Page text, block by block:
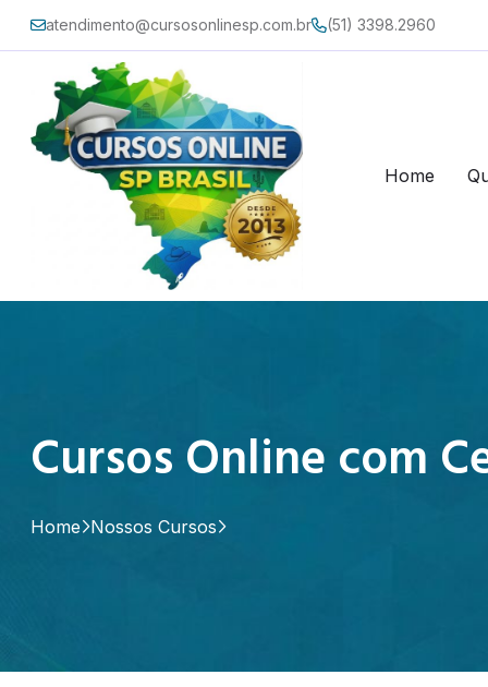
atendimento@cursosonlinesp.com.br (51) 3398.2960
Home
Cursos Online com
Home Nossos Cursos